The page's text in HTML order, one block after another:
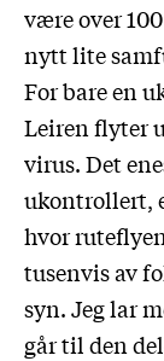
være over
nytt lite
For bare en
Leiren flyter
virus. Det
ukontrollert,
hvor
tusenvis av
syn. Jeg lar
går til den